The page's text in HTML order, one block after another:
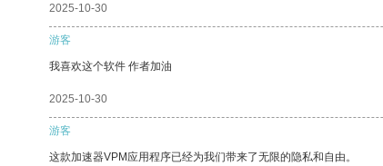
2025-10-30
游客
我喜欢这个软件 作者加油
2025-10-30
游客
这款加速器VPM应用程序已经为我们带来了无限的隐私和自由。